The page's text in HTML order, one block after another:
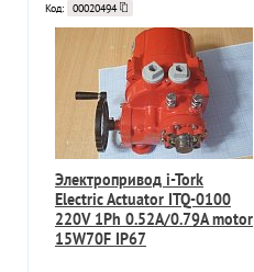
Код: 00020494
Электропривод i-Tork
Electric Actuator ITQ-0100
220V 1Ph 0.52A/0.79A motor
15W70F IP67